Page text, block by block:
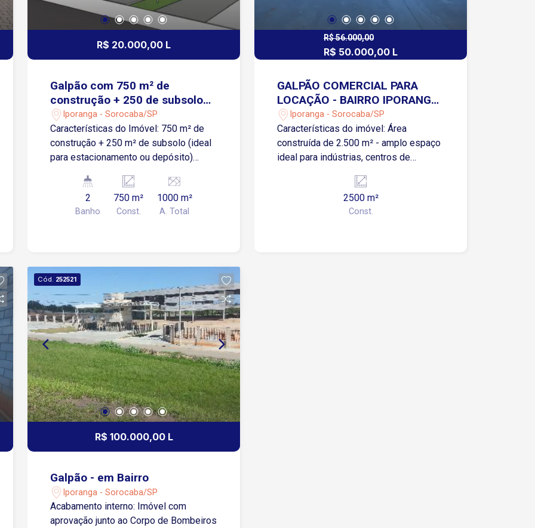
transporte de mercadorias e o
deslocamento de colaboradores.
R$ 20.000,00 L
Galpão com 750 m² de
construção + 250 de subsolo
no bairro Éden
Iporanga - Sorocaba/SP
Características do Imóvel: 750 m² de
construção + 250 m² de subsolo (ideal
para estacionamento ou depósito)
Pé direito de 8 metros Abastecimento
de água pelo SAAE Esgoto por fossa
séptica Doca lateral e portão principal
Sorocaba, o imóvel possui fácil acesso
a importantes vias da cidade: 3 minutos
da Avenida Independência 5 minutos da
Rodovia Castelo Branco 8 minutos da
Rodovia Raposo Tavares 15 minutos do
Centro de Sorocaba A região conta com
ampla infraestrutura de serviços,
transportadoras, indústrias,
restaurantes e comércios de apoio,
tornando o galpão ideal para empresas
que necessitam de logística eficiente e
2
Banho
750 m²
Const.
1000 m²
A. Total
R$ 56.000,00
R$ 50.000,00 L
GALPÃO COMERCIAL PARA
LOCAÇÃO - BAIRRO IPORANGA
- SOROCABA/SP
Iporanga - Sorocaba/SP
Características do imóvel: Área
construída de 2.500 m² - amplo espaço
ideal para indústrias, centros de
Pé-direito de 11 metros,
proporcionando maior capacidade de
armazenagem vertical e instalação de
2500 m²
Const.
Cód. 252521
R$ 100.000,00 L
Galpão - em Bairro
Iporanga - Sorocaba/SP
Acabamento interno: Imóvel com
aprovação junto ao Corpo de Bombeiros